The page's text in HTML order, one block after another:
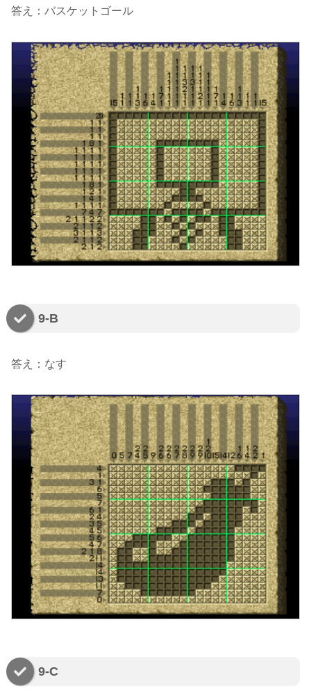
答え：バスケットゴール
9-B
答え：なす
9-C